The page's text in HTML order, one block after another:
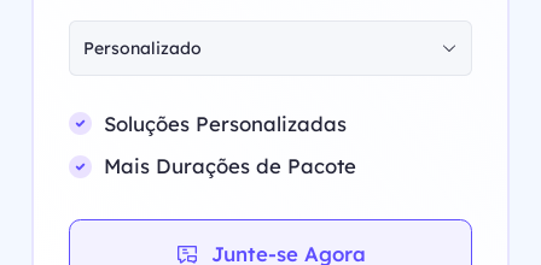
Personalizado
Soluções Personalizadas
Mais Durações de Pacote
Junte-se Agora